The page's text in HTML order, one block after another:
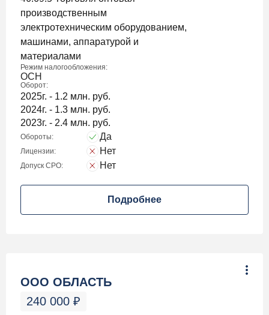
производственным
электротехническим оборудованием,
машинами, аппаратурой и
материалами
Режим налогообложения:
ОСН
Оборот:
2025г. - 1.2 млн. руб.
2024г. - 1.3 млн. руб.
2023г. - 2.4 млн. руб.
Обороты: Да
Лицензии: Нет
Допуск СРО: Нет
Подробнее
ООО ОБЛАСТЬ
240 000 ₽